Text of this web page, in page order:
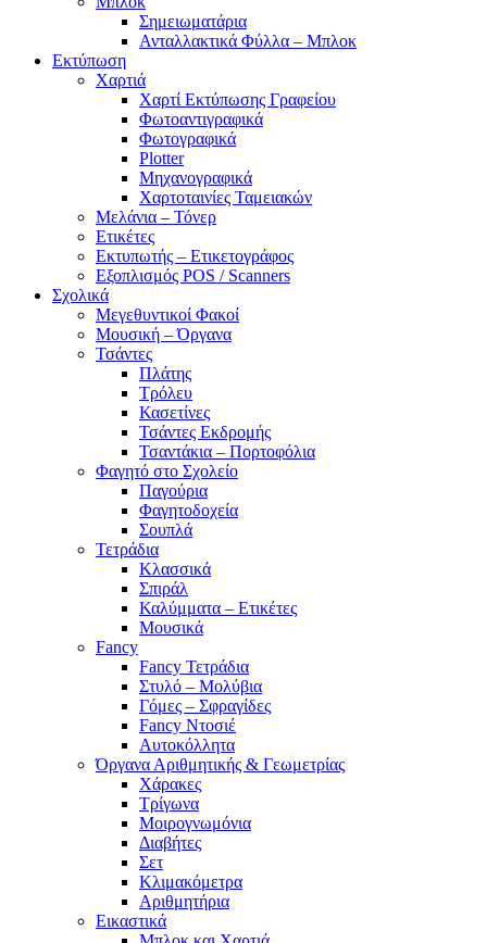
Σημειωματάρια
Ανταλλακτικά Φύλλα – Μπλοκ
Εκτύπωση
Χαρτιά
Χαρτί Εκτύπωσης Γραφείου
Φωτοαντιγραφικά
Φωτογραφικά
Plotter
Μηχανογραφικά
Χαρτοταινίες Ταμειακών
Μελάνια – Τόνερ
Ετικέτες
Εκτυπωτής – Ετικετογράφος
Εξοπλισμός POS / Scanners
Σχολικά
Μεγεθυντικοί Φακοί
Μουσική – Όργανα
Τσάντες
Πλάτης
Τρόλευ
Κασετίνες
Τσάντες Εκδρομής
Τσαντάκια – Πορτοφόλια
Φαγητό στο Σχολείο
Παγούρια
Φαγητοδοχεία
Σουπλά
Τετράδια
Κλασσικά
Σπιράλ
Καλύμματα – Ετικέτες
Μουσικά
Fancy
Fancy Τετράδια
Στυλό – Μολύβια
Γόμες – Σφραγίδες
Fancy Ντοσιέ
Αυτοκόλλητα
Όργανα Αριθμητικής & Γεωμετρίας
Χάρακες
Τρίγωνα
Mοιρογνωμόνια
Διαβήτες
Σετ
Κλιμακόμετρα
Αριθμητήρια
Εικαστικά